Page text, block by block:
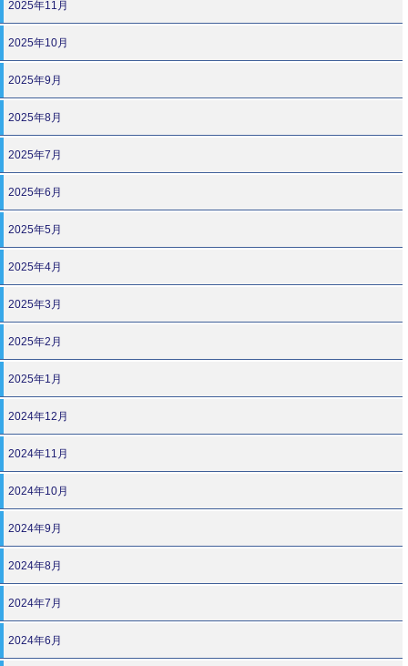
2025年11月
2025年10月
2025年9月
2025年8月
2025年7月
2025年6月
2025年5月
2025年4月
2025年3月
2025年2月
2025年1月
2024年12月
2024年11月
2024年10月
2024年9月
2024年8月
2024年7月
2024年6月